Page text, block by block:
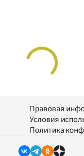
Правовая
Условия
Политика